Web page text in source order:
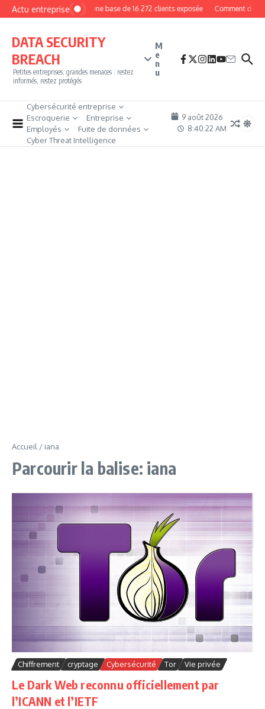
Aller au contenu
Actu entrepriseMyPhoto : une base de 16 272 clients exposée Comment
DATA SECURITY
BREACH
Petites entreprises, grandes menaces : restez
informés, restez protégés
M
e
n
u
Cybersécurité entreprise
Escroquerie
Entreprise
Employés
Fuite de données
Cyber Threat Intelligence
9 août 2026
8:40:22 AM
Accueil / iana
Parcourir la balise: iana
Chiffrement cryptage Cybersécurité Tor Vie privée
Le Dark Web reconnu officiellement par
l’ICANN et l’IETF